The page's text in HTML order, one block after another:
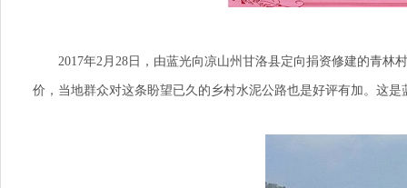
2017年2月28日，由蓝光向凉山州甘洛县定向捐资修建的青林
价，当地群众对这条盼望已久的乡村水泥公路也是好评有加。这